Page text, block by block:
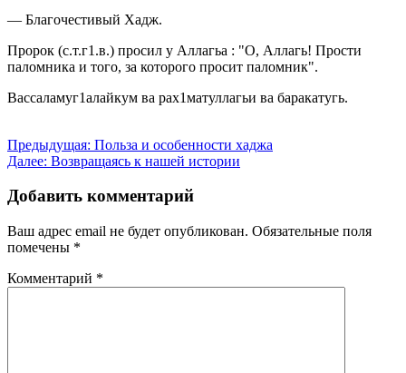
— Благочестивый Хадж.
Пророк (с.т.г1.в.) просил у Аллагьа : "О, Аллагь! Прости
паломника и того, за которого просит паломник".
Вассаламуг1алайкум ва рах1матуллагьи ва баракатугь.
Навигация
по
записям
Предыдущая: Польза и особенности хаджа
Далее: Возвращаясь к нашей истории
Добавить комментарий
Ваш адрес email не будет опубликован. Обязательные поля
помечены *
Комментарий *